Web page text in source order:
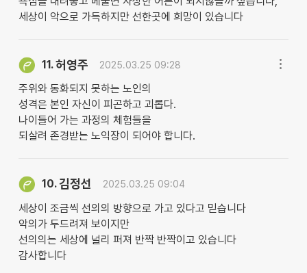
세상이 악으로 가득하지만 선한곳에 희망이 있습니다
11.허영주 2025.03.25 09:28
주위와 동화되지 못하는 노인의
성격은 본인 자신이 피곤하고 괴롭다.
나이들어 가는 과정의 체험들을
되살려 존경받는 노익장이 되어야 합니다.
10.김정선 2025.03.25 09:04
세상이 조금씩 선의의 방향으로 가고 있다고 믿습니다
악의가 두드려져 보이지만
선의의는 세상에 널리 퍼져 반짝 반짝이고 있습니다
감사합니다